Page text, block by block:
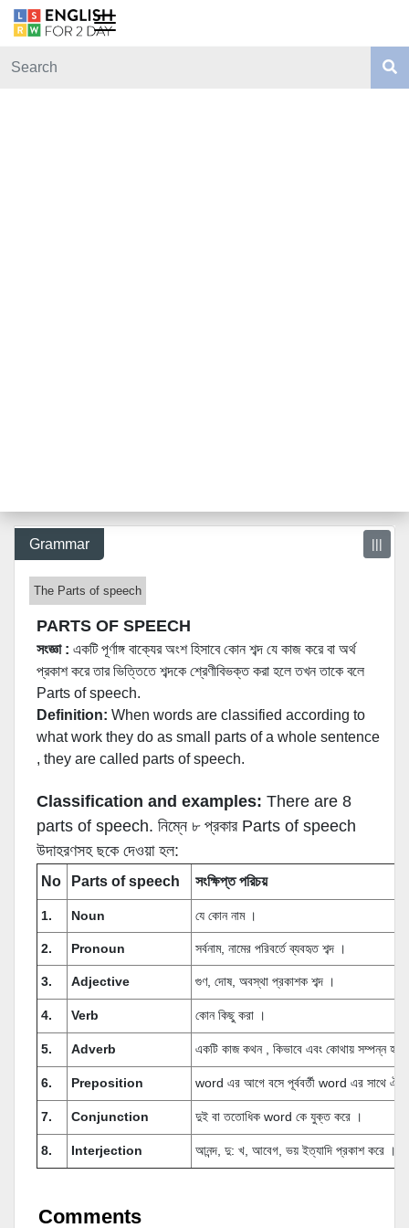
Grammar |||
The Parts of speech
PARTS OF SPEECH
সংজ্ঞা : একটি পূর্ণাঙ্গ বাক্যের অংশ হিসাবে কোন শব্দ যে কাজ করে বা অর্থ
প্রকাশ করে তার ভিত্তিতে শব্দকে শ্রেণীবিভক্ত করা হলে তখন তাকে বলে
Parts of speech.
Definition: When words are classified according to
what work they do as small parts of a whole sentence
, they are called parts of speech.
Classification and examples: There are 8
parts of speech. নিম্নে ৮ প্রকার Parts of speech
উদাহরণসহ ছকে দেওয়া হল:
No Parts of speech সংক্ষিপ্ত পরিচয়
1. Noun যে কোন নাম ।
2. Pronoun সর্বনাম, নামের পরিবর্তে ব্যবহৃত শব্দ ।
3. Adjective গুণ, দোষ, অবস্থা প্রকাশক শব্দ ।
4. Verb কোন কিছু করা ।
5. Adverb একটি কাজ কথন , কিভাবে এবং কোথায় সম্পন্ন হল
6. Preposition word এর আগে বসে পূর্ববর্তী word এর সাথে ঐ
7. Conjunction দুই বা ততোধিক word কে যুক্ত করে ।
8. Interjection আনন্দ, দু: খ, আবেগ, ভয় ইত্যাদি প্রকাশ করে ।
Comments